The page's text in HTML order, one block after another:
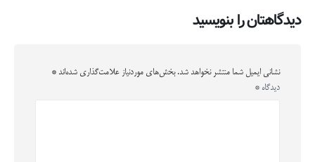
دیدگاهتان را بنویسید
نشانی ایمیل شما منتشر نخواهد شد. بخش‌های موردنیاز علامت‌گذاری شده‌اند *
دیدگاه *